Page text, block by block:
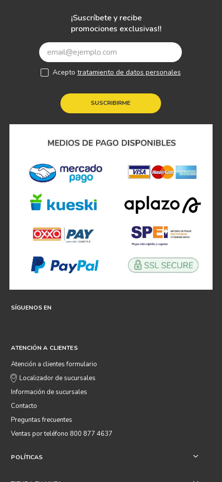
¡Suscríbete y recibe
promociones exclusivas!!
SUSCRIBIRME
Acepto tratamiento de datos personales
SÍGUENOS EN
ATENCIÓN A CLIENTES
Atención a clientes formulario
Localizador de sucursales
Información de sucursales
Contacto
Preguntas frecuentes
Ventas por teléfono 800 877 4637
POLÍTICAS +